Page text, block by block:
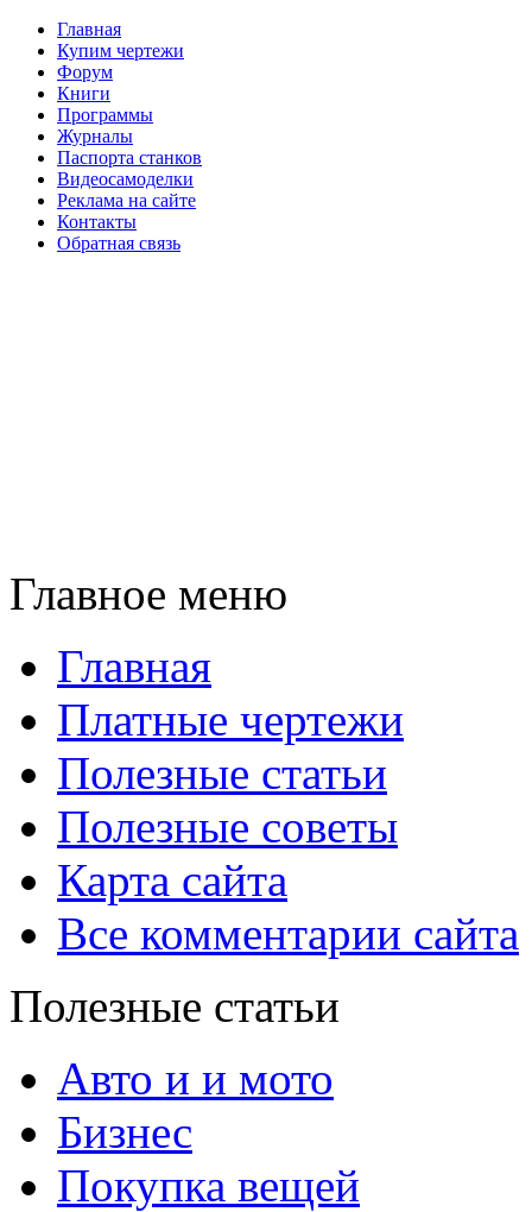
Главная
Купим чертежи
Форум
Книги
Программы
Журналы
Паспорта станков
Видеосамоделки
Реклама на сайте
Контакты
Обратная связь
Главное меню
Главная
Платные чертежи
Полезные статьи
Полезные советы
Карта сайта
Все комментарии сайта
Полезные статьи
Авто и и мото
Бизнес
Покупка вещей